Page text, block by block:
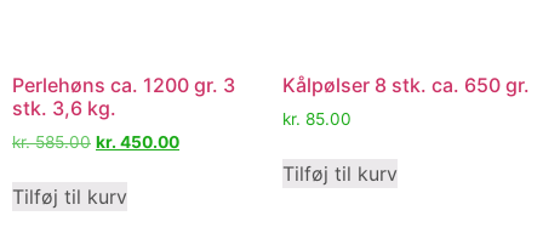
Perlehøns ca. 1200 gr. 3
stk. 3,6 kg.
kr.585.00 kr. 450.00
Tilføj til kurv
Kålpølser 8 stk. ca. 650 gr.
kr. 85.00
Tilføj til kurv